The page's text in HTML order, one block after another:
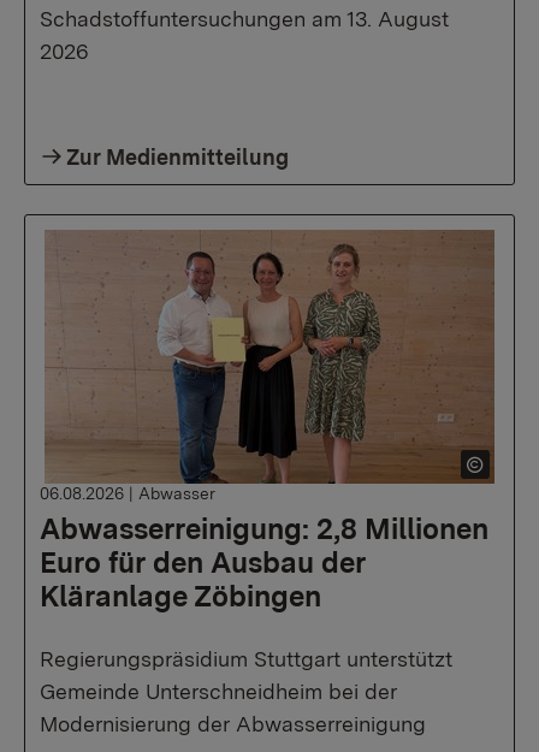
Schadstoffuntersuchungen am 13. August
2026
Zur Medienmitteilung
Abwasserreinigung: 2,8 Millionen
Euro für den Ausbau der
Kläranlage Zöbingen
06.08.2026 | Abwasser
Regierungspräsidium Stuttgart unterstützt
Gemeinde Unterschneidheim bei der
Modernisierung der Abwasserreinigung